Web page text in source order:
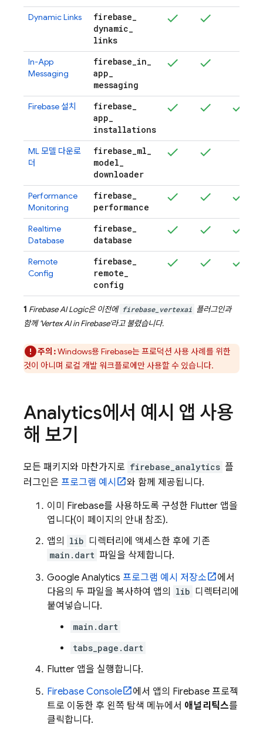
Dynamic Links firebase_
dynamic_
links
In-App
Messaging
firebase_in_
app_
messaging
Firebase설치 firebase_
app_
installations
ML 모델 다운로
더
firebase_ml_
model_
downloader
Performance
Monitoring
firebase_
performance
Realtime
Database
firebase_
database
Remote
Config
firebase_
remote_
config
1 Firebase AI Logic은 이전에 firebase_vertexai 플러그인과
함께 'Vertex AI in Firebase'라고 불렸습니다.
주의:Windows용 Firebase는 프로덕션 사용 사례를 위한
것이 아니며 로컬 개발 워크플로에만 사용할 수 있습니다.
Analytics에서 예시 앱 사용
해 보기
모든 패키지와 마찬가지로 firebase_analytics 플
러그인은 프로그램 예시
와 함께 제공됩니다.
이미 Firebase를 사용하도록 구성한 Flutter 앱을
엽니다(이 페이지의 안내 참조).
앱의
lib 디렉터리에 액세스한 후에 기존
main.dart 파일을 삭제합니다.
Google Analytics 프로그램 예시 저장소
에서
다음의 두 파일을 복사하여 앱의
lib 디렉터리에
붙여넣습니다.
main.dart
tabs_page.dart
Flutter 앱을 실행합니다.
Firebase Console
에서 앱의 Firebase 프로젝
트로 이동한 후 왼쪽 탐색 메뉴에서 애널리틱스를
클릭합니다.